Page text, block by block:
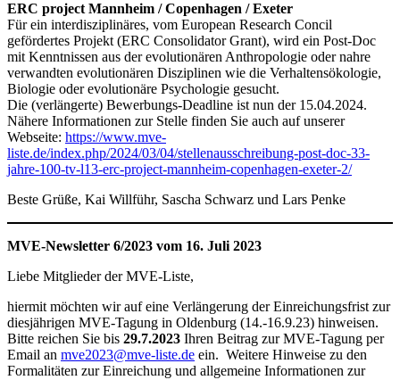
ERC project Mannheim / Copenhagen / Exeter
Für ein interdisziplinäres, vom European Research Concil
gefördertes Projekt (ERC Consolidator Grant), wird ein Post-Doc
mit Kenntnissen aus der evolutionären Anthropologie oder nahre
verwandten evolutionären Disziplinen wie die Verhaltensökologie,
Biologie oder evolutionäre Psychologie gesucht.
Die (verlängerte) Bewerbungs-Deadline ist nun der 15.04.2024.
Nähere Informationen zur Stelle finden Sie auch auf unserer
Webseite: https://www.mve-
liste.de/index.php/2024/03/04/stellenausschreibung-post-doc-33-
jahre-100-tv-l13-erc-project-mannheim-copenhagen-exeter-2/
Beste Grüße, Kai Willführ, Sascha Schwarz und Lars Penke
MVE-Newsletter 6/2023 vom 16. Juli 2023
Liebe Mitglieder der MVE-Liste,
hiermit möchten wir auf eine Verlängerung der Einreichungsfrist zur
diesjährigen MVE-Tagung in Oldenburg (14.-16.9.23) hinweisen.
Bitte reichen Sie bis 29.7.2023 Ihren Beitrag zur MVE-Tagung per
Email an mve2023@mve-liste.de ein. Weitere Hinweise zu den
Formalitäten zur Einreichung und allgemeine Informationen zur